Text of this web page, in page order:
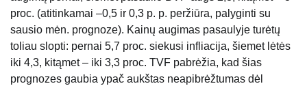
proc. (atitinkamai –0,5 ir 0,3 p. p. peržiūra, palyginti su
sausio mėn. prognoze). Kainų augimas pasaulyje turėtų
toliau slopti: pernai 5,7 proc. siekusi infliacija, šiemet lėtės
iki 4,3, kitąmet – iki 3,3 proc. TVF pabrėžia, kad šias
prognozes gaubia ypač aukštas neapibrėžtumas dėl